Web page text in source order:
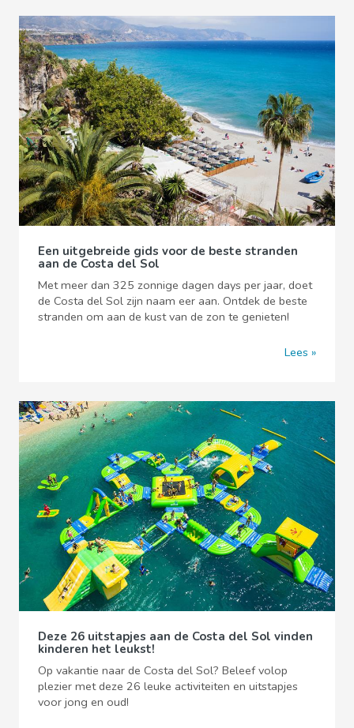
Een uitgebreide gids voor de beste stranden
aan de Costa del Sol
Met meer dan 325 zonnige dagen days per jaar, doet
de Costa del Sol zijn naam eer aan. Ontdek de beste
stranden om aan de kust van de zon te genieten!
Lees
Deze 26 uitstapjes aan de Costa del Sol vinden
kinderen het leukst!
Op vakantie naar de Costa del Sol? Beleef volop
plezier met deze 26 leuke activiteiten en uitstapjes
voor jong en oud!